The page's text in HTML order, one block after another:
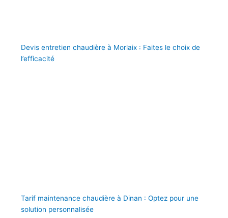
Devis entretien chaudière à Morlaix : Faites le choix de
l’efficacité
Tarif maintenance chaudière à Dinan : Optez pour une
solution personnalisée